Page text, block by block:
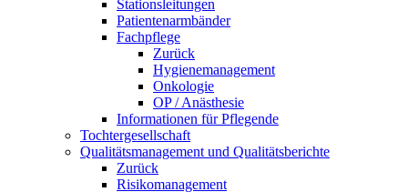
Stationsleitungen
Patientenarmbänder
Fachpflege
Zurück
Hygienemanagement
Onkologie
OP / Anästhesie
Informationen für Pflegende
Tochtergesellschaft
Qualitätsmanagement und Qualitätsberichte
Zurück
Risikomanagement